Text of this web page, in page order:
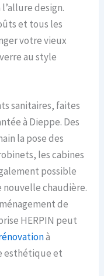
design.
et tous les
votre vieux
au style
sanitaires, faites
à Dieppe. Des
la pose des
les cabines
possible
nouvelle chaudière.
de
HERPIN peut
à
esthétique et